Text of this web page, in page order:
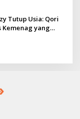
Tutup Usia: Qori
Kemenag yang